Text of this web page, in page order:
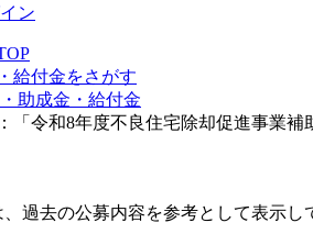
ン
給付金をさがす
助成金・給付金
「令和8年度不良住宅除却促進事業補
過去の公募内容を参考として表示し